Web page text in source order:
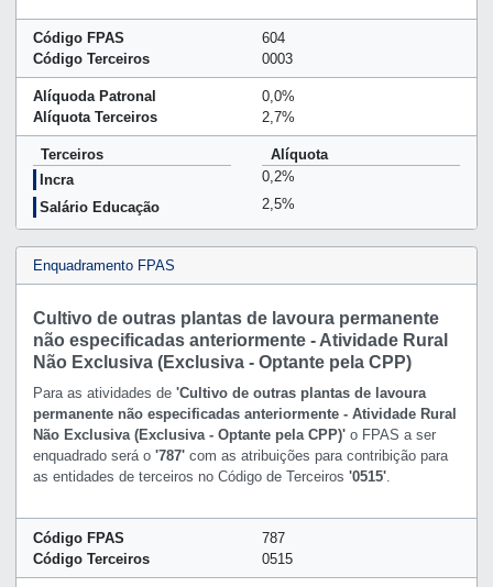
Código FPAS
604
Código Terceiros
0003
Alíquoda Patronal
0,0%
Alíquota Terceiros
2,7%
Terceiros
Alíquota
Incra
0,2%
Salário Educação
2,5%
Enquadramento FPAS
Cultivo de outras plantas de lavoura permanente
não especificadas anteriormente - Atividade Rural
Não Exclusiva (Exclusiva - Optante pela CPP)
Para as atividades de 'Cultivo de outras plantas de lavoura
permanente não especificadas anteriormente - Atividade Rural
Não Exclusiva (Exclusiva - Optante pela CPP)'o FPAS a ser
enquadrado será o '787'com as atribuições para contribição para
as entidades de terceiros no Código de Terceiros '0515'.
Código FPAS
787
Código Terceiros
0515